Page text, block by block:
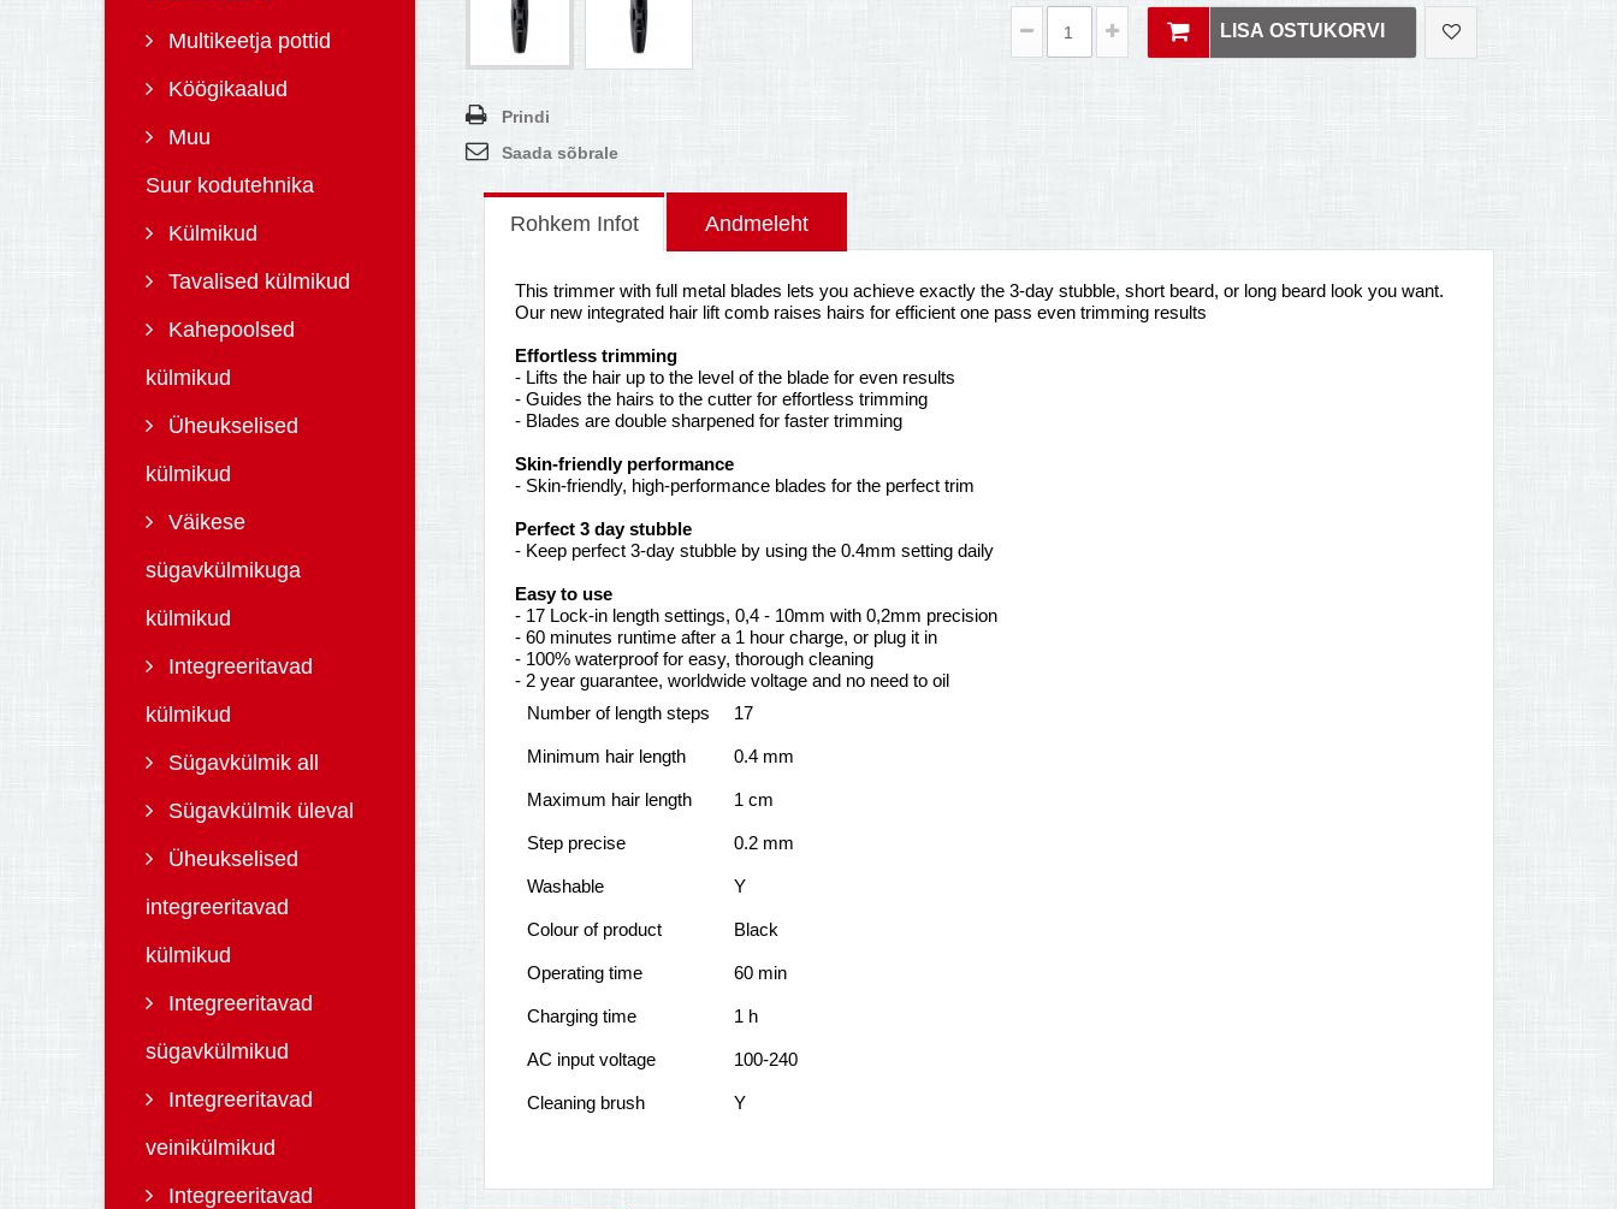
Multikeetja pottid
Köögikaalud
Muu
Suur kodutehnika
Külmikud
Tavalised külmikud
Kahepoolsed
külmikud
Üheukselised
külmikud
Väikese
sügavkülmikuga
külmikud
Integreeritavad
külmikud
Sügavkülmik all
Sügavkülmik üleval
Üheukselised
integreeritavad
külmikud
Integreeritavad
sügavkülmikud
Integreeritavad
veinikülmikud
Integreeritavad
Prindi
Saada sõbrale
LISA OSTUKORVI
Rohkem Infot Andmeleht
This trimmer with full metal blades lets you achieve exactly the 3-day stubble, short beard, or long beard look you want.
Our new integrated hair lift comb raises hairs for efficient one pass even trimming results
Effortless trimming
- Lifts the hair up to the level of the blade for even results
- Guides the hairs to the cutter for effortless trimming
- Blades are double sharpened for faster trimming
Skin-friendly performance
- Skin-friendly, high-performance blades for the perfect trim
Perfect 3 day stubble
- Keep perfect 3-day stubble by using the 0.4mm setting daily
Easy to use
- 17 Lock-in length settings, 0,4 - 10mm with 0,2mm precision
- 60 minutes runtime after a 1 hour charge, or plug it in
- 100% waterproof for easy, thorough cleaning
- 2 year guarantee, worldwide voltage and no need to oil
Number of length steps
17
Minimum hair length 0.4 mm
Maximum hair length 1 cm
Step precise 0.2 mm
Washable Y
Colour of product Black
Operating time 60 min
Charging time 1 h
AC input voltage 100-240
Cleaning brush Y